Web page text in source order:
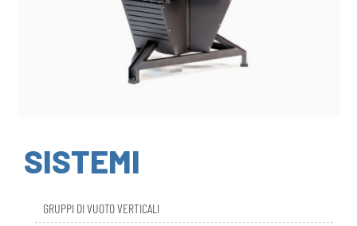
SISTEMI
GRUPPI DI VUOTO ORIZZONTALI